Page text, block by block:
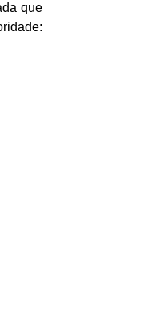
que